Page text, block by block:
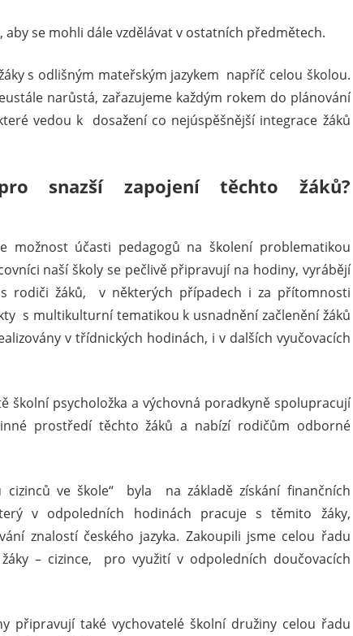
aby se mohli dále vzdělávat v ostatních předmětech.
s odlišným mateřským jazykem napříč celou školou.
narůstá, zařazujeme každým rokem do plánování
vedou k dosažení co nejúspěšnější integrace žáků
snazší zapojení těchto žáků?
možnost účasti pedagogů na školení problematikou
naší školy se pečlivě připravují na hodiny, vyrábějí
rodiči žáků, v některých případech i za přítomnosti
s multikulturní tematikou k usnadnění začlenění žáků
v třídnických hodinách, i v dalších vyučovacích
školní psycholožka a výchovná poradkyně spolupracují
prostředí těchto žáků a nabízí rodičům odborné
cizinců ve škole“ byla na základě získání finančních
v odpoledních hodinách pracuje s těmito žáky,
znalostí českého jazyka. Zakoupili jsme celou řadu
– cizince, pro využití v odpoledních doučovacích
připravují také vychovatelé školní družiny celou řadu